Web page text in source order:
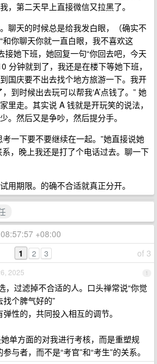
，第二天早上直接微信又拉黑了。
聊天的时候总是给我发白眼，（确实不
和你聊天你就一直白眼，我不喜欢这
接她下班，她回复一句“你回去吧，今天
分钟就到了，我还是在楼下等她下班，
国庆要不出去找个地方旅游一下。我开
到时候出去玩可以帮我‘A’点钱了。” 她
里走。其实说 A 钱就是开玩笑的说法，
。然后又是争吵，然后提分手。
一下要不要继续在一起。”她直接说她
，晚上我还是打了个电话过去。聊一下
用期限。的确不合适就真正分开。
+08:00
of 3
1 2 3
1
2025
，过滤掉不合适的人。口头禅常说“你觉
个脾气好的”
性的，共同投入相互的调节。
单方面的对我进行考核，而是重塑规
与者，而不是“考官”和“考生”的关系。